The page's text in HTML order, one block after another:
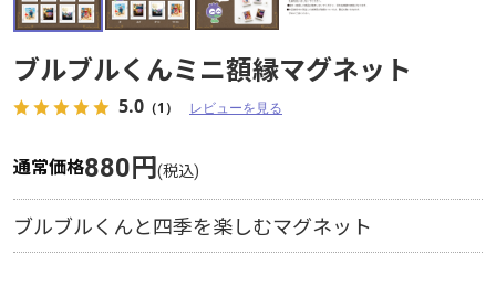
ブルブルくんミニ額縁マグネット
5.0 （1） レビューを見る
通常価格880円
ブルブルくんと四季を楽しむマグネット
ブルブルくんミニ額縁マグネット
5.0 （1） レビューを見る
通常価格880円
ブルブルくんと四季を楽しむマグネット